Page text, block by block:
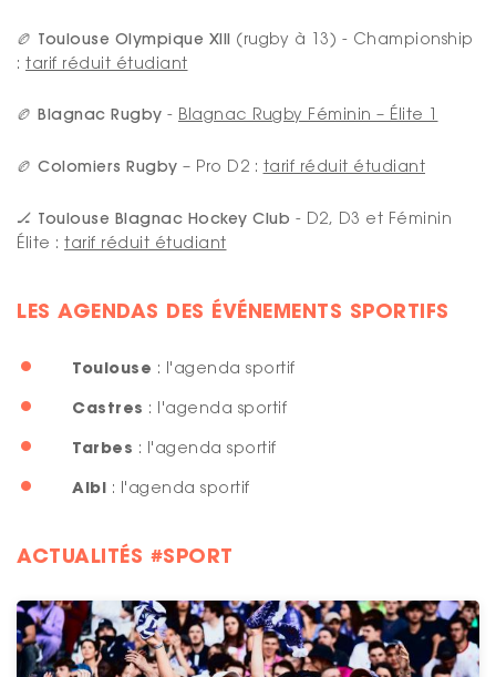
🏉 Toulouse Olympique XIII (rugby à 13) - Championship
: tarif réduit étudiant
🏉 Blagnac Rugby - Blagnac Rugby Féminin – Élite 1
🏉 Colomiers Rugby – Pro D2 : tarif réduit étudiant
🏒 Toulouse Blagnac Hockey Club - D2, D3 et Féminin
Élite : tarif réduit étudiant
LES AGENDAS DES ÉVÉNEMENTS SPORTIFS
Toulouse : l'agenda sportif
Castres : l'agenda sportif
Tarbes : l'agenda sportif
Albi : l'agenda sportif
ACTUALITÉS #SPORT